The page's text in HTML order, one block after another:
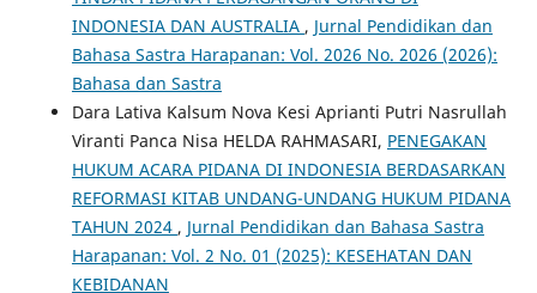
INDONESIA DAN AUSTRALIA , Jurnal Pendidikan dan
Bahasa Sastra Harapanan: Vol. 2026 No. 2026 (2026):
Bahasa dan Sastra
Dara Lativa Kalsum Nova Kesi Aprianti Putri Nasrullah
Viranti Panca Nisa HELDA RAHMASARI, PENEGAKAN
HUKUM ACARA PIDANA DI INDONESIA BERDASARKAN
REFORMASI KITAB UNDANG-UNDANG HUKUM PIDANA
TAHUN 2024 , Jurnal Pendidikan dan Bahasa Sastra
Harapanan: Vol. 2 No. 01 (2025): KESEHATAN DAN
KEBIDANAN